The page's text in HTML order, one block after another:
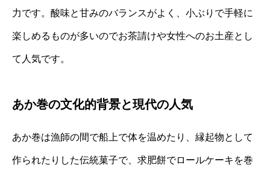
力です。酸味と甘みのバランスがよく、小ぶりで手軽に
楽しめるものが多いのでお茶請けや女性へのお土産とし
て人気です。
あか巻の文化的背景と現代の人気
あか巻は漁師の間で船上で体を温めたり、縁起物として
作られたりした伝統菓子で、求肥餅でロールケーキを巻